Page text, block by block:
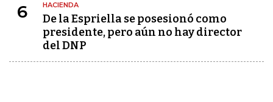
6 HACIENDA
De la Espriella se posesionó como
presidente, pero aún no hay director
del DNP